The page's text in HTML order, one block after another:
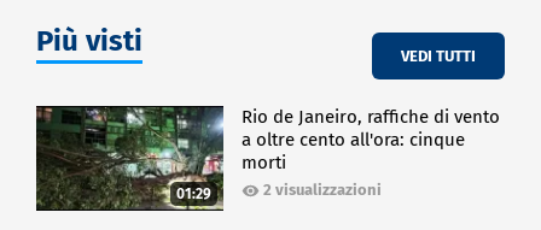
Più visti VEDI TUTTI
01:29
Rio de Janeiro, raffiche di vento
a oltre cento all'ora: cinque
morti
2 visualizzazioni